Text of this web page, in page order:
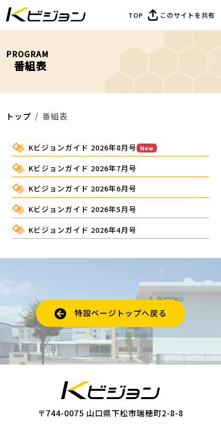
TOP このサイトを共有
PROGRAM
番組表
トップ 番組表
Kビジョンガイド 2026年8月号 New
Kビジョンガイド 2026年7月号
Kビジョンガイド 2026年6月号
Kビジョンガイド 2026年5月号
Kビジョンガイド 2026年4月号
特設ページトップへ戻る
〒744-0075 山口県下松市瑞穂町2-8-8